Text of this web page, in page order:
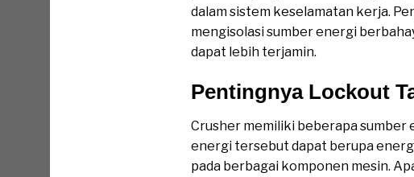
dalam sistem keselamatan kerja.
mengisolasi sumber energi
dapat lebih terjamin.
Pentingnya Lockout
Crusher memiliki beberapa sumber
energi tersebut dapat berupa
pada berbagai komponen mesin.